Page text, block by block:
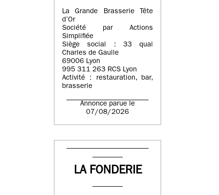
La Grande Brasserie Tête
d’Or
Société par Actions
Simplifiée
Siège social : 33 quai
Charles de Gaulle
69006 Lyon
995 311 263 RCS Lyon
Activité : restauration, bar,
brasserie
Annonce parue le
07/08/2026
LA FONDERIE